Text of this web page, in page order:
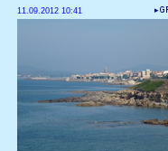
11.09.2012 10:41